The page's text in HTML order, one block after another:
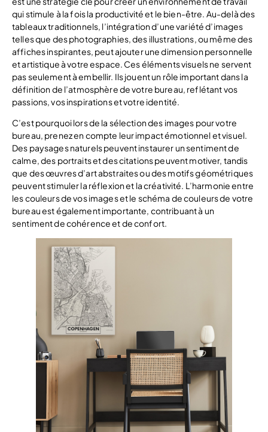
qui stimule à la fois la productivité et le bien-être. Au-delà des
tableaux traditionnels, l’intégration d’une variété d’images
telles que des photographies, des illustrations, ou même des
affiches inspirantes, peut ajouter une dimension personnelle
et artistique à votre espace. Ces éléments visuels ne servent
pas seulement à embellir. Ils jouent un rôle important dans la
définition de l’atmosphère de votre bureau, reflétant vos
passions, vos inspirations et votre identité.
C’est pourquoi lors de la sélection des images pour votre
bureau, prenez en compte leur impact émotionnel et visuel.
Des paysages naturels peuvent instaurer un sentiment de
calme, des portraits et des citations peuvent motiver, tandis
que des œuvres d’art abstraites ou des motifs géométriques
peuvent stimuler la réflexion et la créativité. L’harmonie entre
les couleurs de vos images et le schéma de couleurs de votre
bureau est également importante, contribuant à un
sentiment de cohérence et de confort.